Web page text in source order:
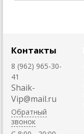
Контакты
8 (962) 965-30-
41
Shaik-
Vip@mail.ru
Обратный
звонок